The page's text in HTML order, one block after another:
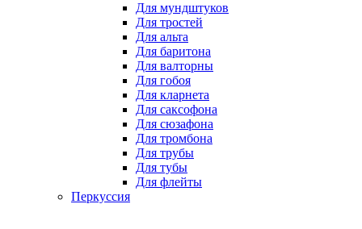
Для мундштуков
Для тростей
Для альта
Для баритона
Для валторны
Для гобоя
Для кларнета
Для саксофона
Для сюзафона
Для тромбона
Для трубы
Для тубы
Для флейты
Перкуссия